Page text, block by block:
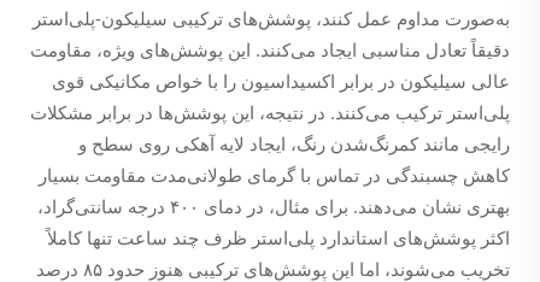
به‌صورت مداوم عمل کنند، پوشش‌های ترکیبی سیلیکون-پلی‌استر
دقیقاً تعادل مناسبی ایجاد می‌کنند. این پوشش‌های ویژه، مقاومت
عالی سیلیکون در برابر اکسیداسیون را با خواص مکانیکی قوی
پلی‌استر ترکیب می‌کنند. در نتیجه، این پوشش‌ها در برابر مشکلات
رایجی مانند کمرنگ‌شدن رنگ، ایجاد لایه آهکی روی سطح و
کاهش چسبندگی در تماس با گرمای طولانی‌مدت مقاومت بسیار
بهتری نشان می‌دهند. برای مثال، در دمای ۴۰۰ درجه سانتی‌گراد،
اکثر پوشش‌های استاندارد پلی‌استر ظرف چند ساعت تنها کاملاً
تخریب می‌شوند، اما این پوشش‌های ترکیبی هنوز حدود ۸۵ درصد